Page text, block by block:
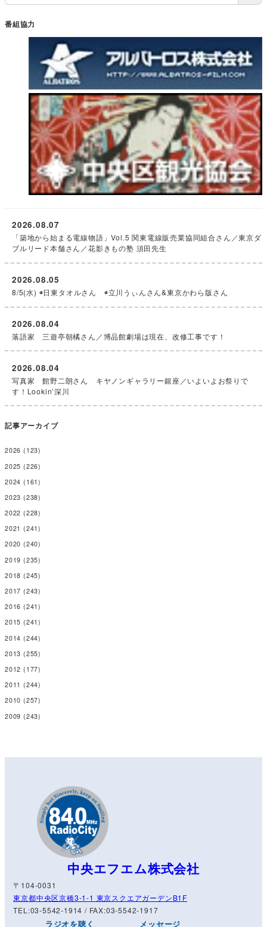
番組協力
「築地から始まる電線物語」Vol.5 関東電線販売業協同組合さん／東京ダ
ブルリード本舗さん／花影きもの塾 須田先生
2026.08.07
8/5(水) ◉日東タオルさん ◉立川うぃんさん&東京かわら版さん
2026.08.05
落語家 三遊亭朝橘さん／博品館劇場は現在、改修工事です！
2026.08.04
写真家 館野二朗さん キヤノンギャラリー銀座／いよいよお祭りで
す！Lookin’深川
2026.08.04
記事アーカイブ
2026 (123)
2025 (226)
2024 (161)
2023 (238)
2022 (228)
2021 (241)
2020 (240)
2019 (235)
2018 (245)
2017 (243)
2016 (241)
2015 (241)
2014 (244)
2013 (255)
2012 (177)
2011 (244)
2010 (257)
2009 (243)
中央エフエム株式会社
〒104-0031
東京都中央区京橋3-1-1 東京スクエアガーデンB1F
TEL:03-5542-1914 / FAX:03-5542-1917
ラジオを聴く メッセージ